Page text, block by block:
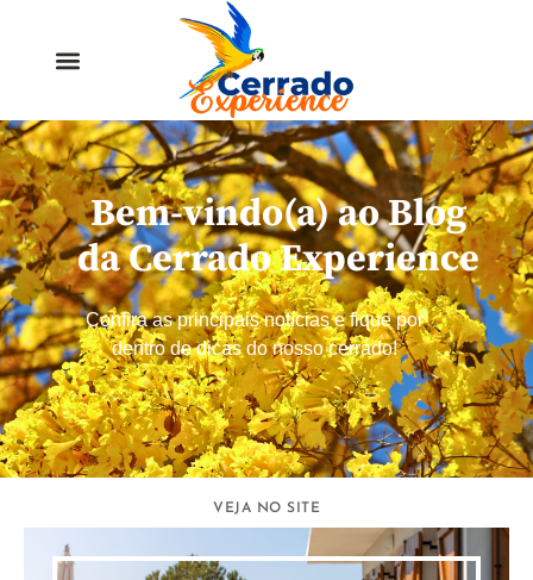
Bem-vindo(a) ao Blog
da Cerrado Experience
Confira as principais notícias e fique por
dentro de dicas do nosso cerrado!
VEJA NO SITE